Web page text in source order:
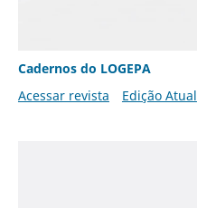
Cadernos do LOGEPA
Acessar revista
Edição Atual